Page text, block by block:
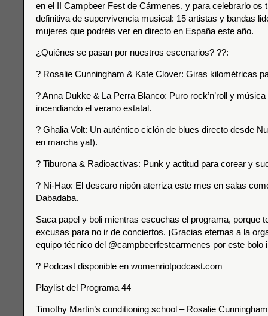
en el II Campbeer Fest de Cármenes, y para celebrarlo os
definitiva de supervivencia musical: 15 artistas y bandas
mujeres que podréis ver en directo en España este año.
¿Quiénes se pasan por nuestros escenarios? ??:
? Rosalie Cunningham & Kate Clover: Giras kilométricas
? Anna Dukke & La Perra Blanco: Puro rock’n’roll y
incendiando el verano estatal.
? Ghalia Volt: Un auténtico ciclón de blues directo desde
en marcha ya!).
? Tiburona & Radioactivas: Punk y actitud para corear y
? Ni-Hao: El descaro nipón aterriza este mes en salas
Dabadaba.
Saca papel y boli mientras escuchas el programa, porque
excusas para no ir de conciertos. ¡Gracias eternas a la
equipo técnico del @campbeerfestcarmenes por este bolo
? Podcast disponible en womenriotpodcast.com
Playlist del Programa 44
Timothy Martin’s conditioning school – Rosalie Cunningham